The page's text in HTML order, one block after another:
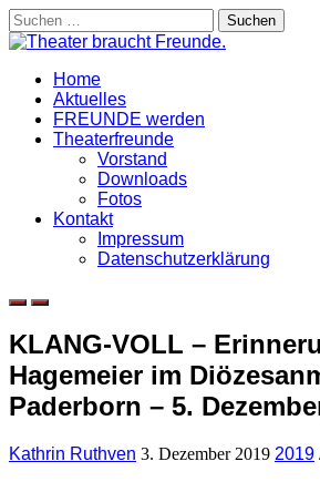
Skip
to
Suchen
nach:
Home
Aktuelles
FREUNDE werden
Theaterfreunde
Vorstand
Downloads
Fotos
Kontakt
Impressum
Datenschutzerklärung
KLANG-VOLL –
Hagemeier im
Paderborn – 5.
Kathrin Ruthven 3. Dezember 2019 2019